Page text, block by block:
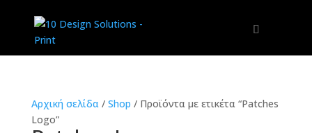
Αρχική σελίδα/ Shop / Προϊόντα με ετικέτα “Patches
Logo”